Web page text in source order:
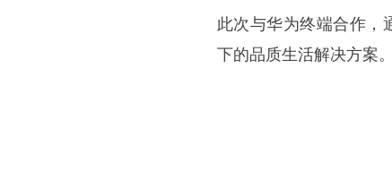
此次与华为终端合作，
下的品质生活解决方案。